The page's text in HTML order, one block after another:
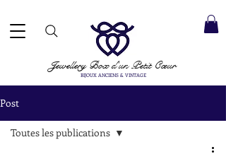
Jewellery Boxd'un Petit Cœur
BIJOUX ANCIENS & VINTAGE
Post
Toutes les publications